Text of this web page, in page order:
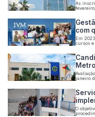
As
com
Em
cursos
O